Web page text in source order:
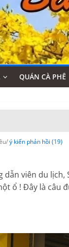
QUÁN CÀ PHÊ
ý kiến phản hồi (19)
viên du lịch,
ổ ! Đây là câu